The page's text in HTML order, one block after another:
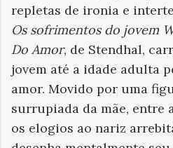
repletas de ironia e
Os sofrimentos do jovem
Do Amor, de Stendhal,
jovem até a idade adulta
amor. Movido por uma
surrupiada da mãe, entre
os elogios ao nariz